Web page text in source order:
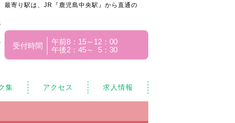
最寄り駅は、JR『鹿児島中央駅』から直通の
受付時間
午前8：15～12：00
午後2：45～ 5：30
集 アクセス 求人情報